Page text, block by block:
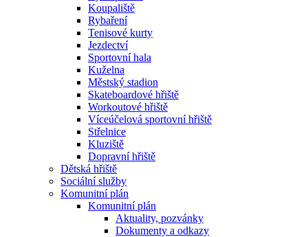
Koupaliště
Rybaření
Tenisové kurty
Jezdectví
Sportovní hala
Kuželna
Městský stadion
Skateboardové hřiště
Workoutové hřiště
Víceúčelová sportovní hřiště
Střelnice
Kluziště
Dopravní hřiště
Dětská hřiště
Sociální služby
Komunitní plán
Komunitní plán
Aktuality, pozvánky
Dokumenty a odkazy